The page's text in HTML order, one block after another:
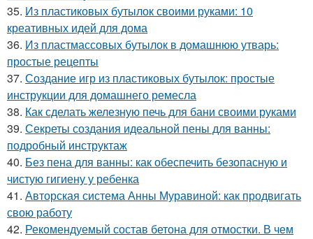
35. Из пластиковых бутылок своими руками: 10
креативных идей для дома
36. Из пластмассовых бутылок в домашнюю утварь:
простые рецепты
37. Создание игр из пластиковых бутылок: простые
инструкции для домашнего ремесла
38. Как сделать железную печь для бани своими руками
39. Секреты создания идеальной пены для ванны:
подробный инструктаж
40. Без пена для ванны: как обеспечить безопасную и
чистую гигиену у ребенка
41. Авторская система Анны Муравиной: как продвигать
свою работу
42. Рекомендуемый состав бетона для отмостки. В чем